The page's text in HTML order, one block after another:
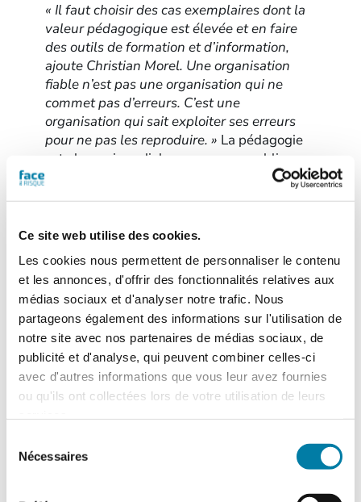
Ce site web utilise des cookies.
Les cookies nous permettent de personnaliser le contenu
et les annonces, d'offrir des fonctionnalités relatives aux
médias sociaux et d'analyser notre trafic. Nous
partageons également des informations sur l'utilisation de
notre site avec nos partenaires de médias sociaux, de
publicité et d'analyse, qui peuvent combiner celles-ci
avec d'autres informations que vous leur avez fournies
ou qu'ils ont collectées lors de votre utilisation de leurs
Nécessaires
« Il faut choisir des cas exemplaires dont la
valeur pédagogique est élevée et en faire
des outils de formation et d’information,
ajoute Christian Morel. Une organisation
fiable n’est pas une organisation qui ne
commet pas d’erreurs. C’est une
organisation qui sait exploiter ses erreurs
pour ne pas les reproduire. » La pédagogie
est alors primordiale pour ne pas oublier
Les entreprises répètent les
mêmes erreurs
Car si, après une catastrophe majeure, les
entreprises tirent des leçons et renforcent la
sécurité, avec le temps, elles oublient. Et
ont donc tendance à répéter les mêmes
erreurs, comme l’illustre l’analyse des
accidents des navettes spatiales
américaines Challenger, en 1986, puis
décision a conduit à l’accident, alors
qu’entre les deux catastrophes, des